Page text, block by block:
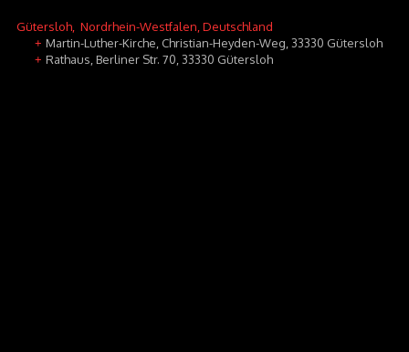
Gütersloh , Nordrhein-Westfalen, Deutschland
+ Martin-Luther-Kirche, Christian-Heyden-Weg, 33330 Gütersloh
+ Rathaus, Berliner Str. 70, 33330 Gütersloh